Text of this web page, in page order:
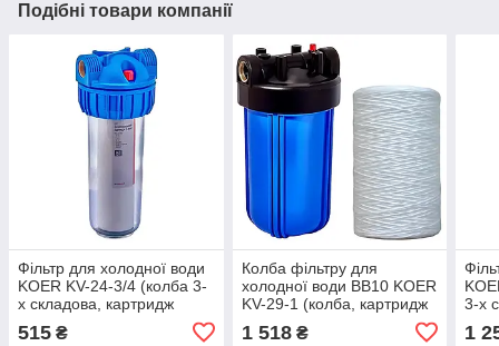
Подібні товари компанії
Фільтр для холодної води
KOER KV-24-3/4 (колба 3-
х складова, картридж
(KR5018)
515 ₴
Колба фільтру для
холодної води ВВ10 KOER
KV-29-1 (колба, картридж
PPR нитка) 8 атмосфер 1"
(KR5447)
1 518₴
3-х
8
1